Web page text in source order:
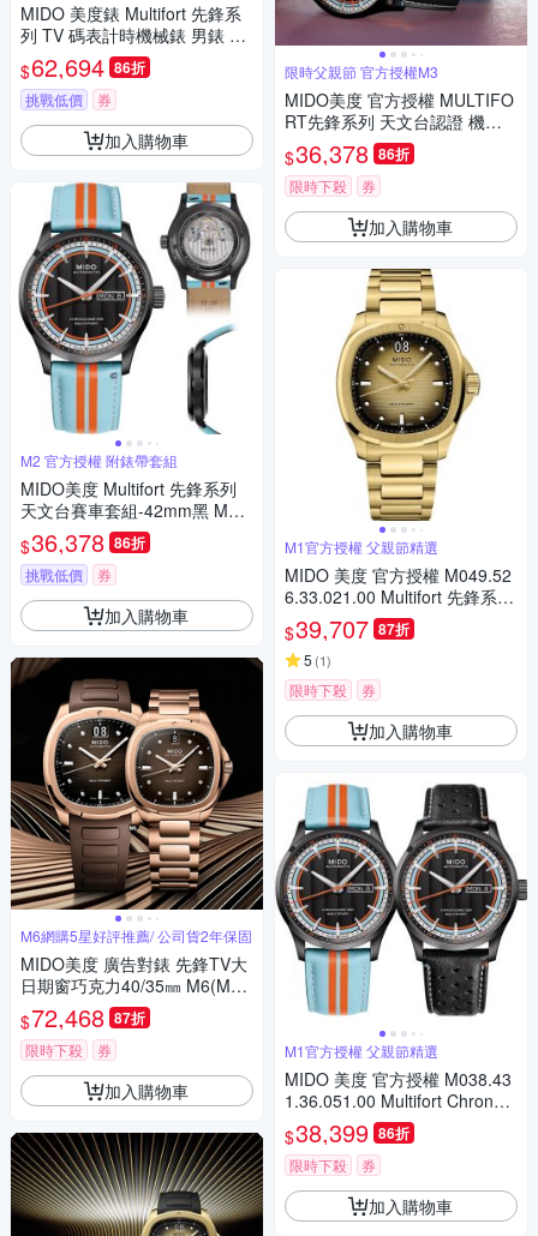
MIDO 美度錶 Multifort 先鋒系
列 TV 碼表計時機械錶 男錶 手
錶-41mm M0495271108100
$62,694 86折
挑戰低價 券
加入購物車
M2 官方授權 附錶帶套組
MIDO美度 Multifort 先鋒系列
天文台賽車套組-42mm黑 M03
84313605100
$36,378 86折
挑戰低價 券
加入購物車
M6網購5星好評推薦/ 公司貨2年保固
MIDO美度 廣告對錶 先鋒TV大
日期窗巧克力40/35㎜ M6(M04
95263729100/M04930733296
00)
$72,468 87折
限時下殺 券
加入購物車
限時父親節 官方授權M3
MIDO美度 官方授權 MULTIFO
RT先鋒系列 天文台認證 機械
腕錶 父親節 禮物 推薦 42mm/
M0384313605100
$36,378 86折
限時下殺 券
加入購物車
M1官方授權 父親節精選
MIDO 美度 官方授權 M049.52
6.33.021.00 Multifort 先鋒系列
TV 大日期窗機械錶 套錶 寵爸
時刻 送禮推薦-香檳金 M04952
63302100
$39,707 87折
5 (1)
限時下殺 券
加入購物車
M1官方授權 父親節精選
MIDO 美度 官方授權 M038.43
1.36.051.00 Multifort Chronom
eter 先鋒系列 天文台認證機械
錶 套錶 寵爸時刻 送禮推薦 M0
384313605100
$38,399 86折
限時下殺 券
加入購物車